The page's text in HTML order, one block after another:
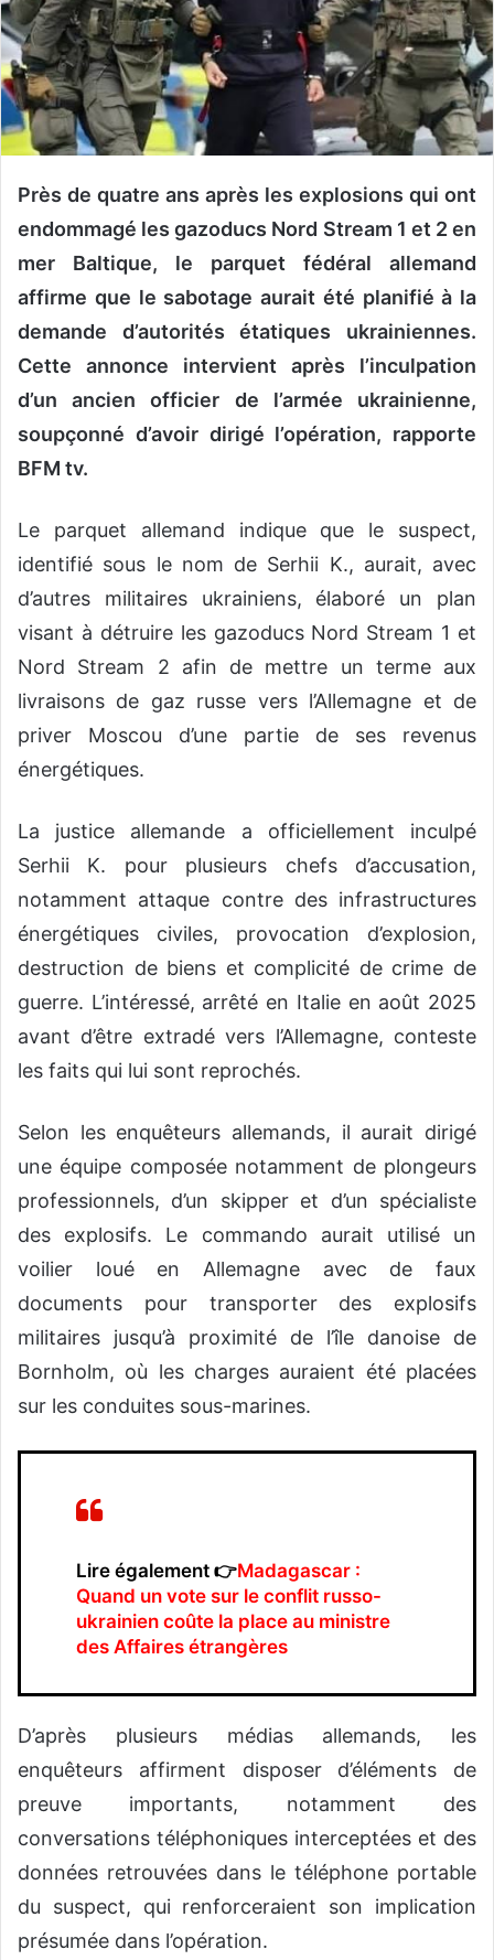
c
o
u
r
r
i
l
Près de quatre ans après les explosions qui ont
endommagé les gazoducs Nord Stream 1 et 2 en
mer Baltique, le parquet fédéral allemand
affirme que le sabotage aurait été planifié à la
demande d’autorités étatiques ukrainiennes.
Cette annonce intervient après l’inculpation
d’un ancien officier de l’armée ukrainienne,
soupçonné d’avoir dirigé l’opération, rapporte
BFM tv.
Le parquet allemand indique que le suspect,
identifié sous le nom de Serhii K., aurait, avec
d’autres militaires ukrainiens, élaboré un plan
visant à détruire les gazoducs Nord Stream 1 et
Nord Stream 2 afin de mettre un terme aux
livraisons de gaz russe vers l’Allemagne et de
priver Moscou d’une partie de ses revenus
énergétiques.
La justice allemande a officiellement inculpé
Serhii K. pour plusieurs chefs d’accusation,
notamment attaque contre des infrastructures
énergétiques civiles, provocation d’explosion,
destruction de biens et complicité de crime de
guerre. L’intéressé, arrêté en Italie en août 2025
avant d’être extradé vers l’Allemagne, conteste
les faits qui lui sont reprochés.
Selon les enquêteurs allemands, il aurait dirigé
une équipe composée notamment de plongeurs
professionnels, d’un skipper et d’un spécialiste
des explosifs. Le commando aurait utilisé un
voilier loué en Allemagne avec de faux
documents pour transporter des explosifs
militaires jusqu’à proximité de l’île danoise de
Bornholm, où les charges auraient été placées
sur les conduites sous-marines.
Lire également 👉Madagascar :
Quand un vote sur le conflit russo-
ukrainien coûte la place au ministre
des Affaires étrangères
D’après plusieurs médias allemands, les
enquêteurs affirment disposer d’éléments de
preuve importants, notamment des
conversations téléphoniques interceptées et des
données retrouvées dans le téléphone portable
du suspect, qui renforceraient son implication
présumée dans l’opération.